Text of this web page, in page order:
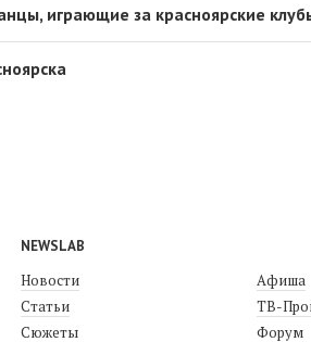
играющие за красноярские
NEWSLAB
Новости
Статьи
Сюжеты
Афиша
ТВ-
Форум